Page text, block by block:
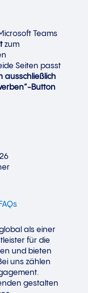
Teams
zum
Seiten passt
ausschließlich
Button
als einer
für die
und bieten
uns zählen
gestalten